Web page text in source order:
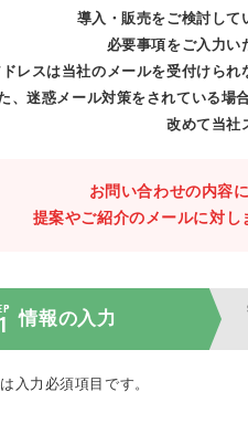
導入・販売をご検討して
必要事項をご入力い
レスは当社のメールを受付けら
、迷惑メール対策をされている場
改めて当社
お問い合わせの内容
提案やご紹介のメールに対し
情報の入力
は入力必須項目です。